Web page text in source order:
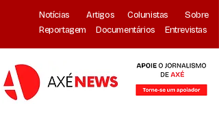
Notícias Artigos Colunistas
Sobre
Reportagem
Documentários Entrevistas